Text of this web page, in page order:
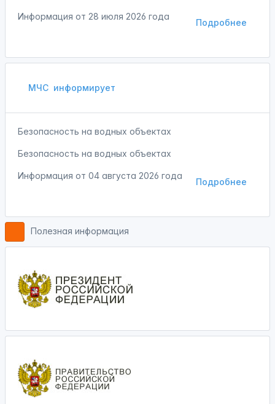
Подробнее
Информация от 28 июля 2026 года
МЧС информирует
Безопасность на водных объектах
Безопасность на водных объектах
Подробнее
Информация от 04 августа 2026 года
Полезная информация